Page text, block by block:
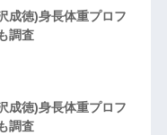
成徳)身長体重プロフ
調査
成徳)身長体重プロフ
調査